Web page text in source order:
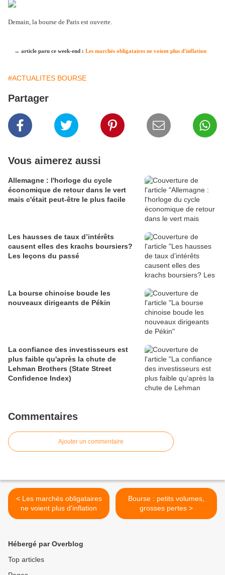
Demain, la bourse de Paris est ouverte.
→ article paru ce week-end : Les marchés obligataires ne voient plus d'inflation
#ACTUALITES BOURSE
Partager
Vous aimerez aussi
Allemagne : l'horloge du cycle
économique de retour dans le vert
mais c'était peut-être le plus facile
Les hausses de taux d’intérêts
causent elles des krachs boursiers?
Les leçons du passé
La bourse chinoise boude les
nouveaux dirigeants de Pékin
La confiance des investisseurs est
plus faible qu'après la chute de
Lehman Brothers (State Street
Confidence Index)
Commentaires
Ajouter un commentaire
< Les marchés obligataires
ne voient plus d'inflation
Bourse : petits volumes,
grosses pertes >
Hébergé par Overblog
Top articles